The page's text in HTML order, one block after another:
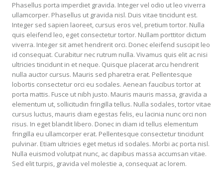
Phasellus porta imperdiet gravida. Integer vel odio ut leo viverra
ullamcorper. Phasellus ut gravida nisl. Duis vitae tincidunt est.
Integer sed sapien laoreet, cursus eros vel, pretium tortor. Nulla
quis eleifend leo, eget consectetur tortor. Nullam porttitor dictum
viverra. Integer sit amet hendrerit orci. Donec eleifend suscipit leo
id consequat. Curabitur nec rutrum nulla. Vivamus quis elit ac nisi
ultricies tincidunt in et neque. Quisque placerat arcu hendrerit
nulla auctor cursus. Mauris sed pharetra erat. Pellentesque
lobortis consectetur orci eu sodales. Aenean faucibus tortor at
porta mattis. Fusce ut nibh justo. Mauris mauris massa, gravida a
elementum ut, sollicitudin fringilla tellus. Nulla sodales, tortor vitae
cursus luctus, mauris diam egestas felis, eu lacinia nunc orci non
risus. In eget blandit libero. Donec in diam id tellus elementum
fringilla eu ullamcorper erat. Pellentesque consectetur tincidunt
pulvinar. Etiam ultricies eget metus id sodales. Morbi ac porta nisl.
Nulla euismod volutpat nunc, ac dapibus massa accumsan vitae.
Sed elit turpis, gravida vel molestie a, consequat ac lorem.